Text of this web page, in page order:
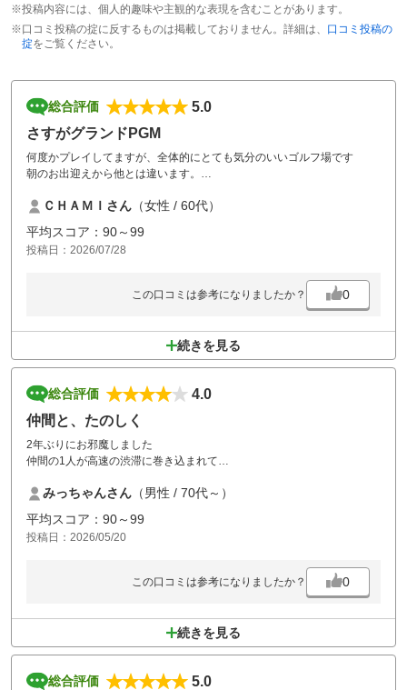
※投稿内容には、個人的趣味や主観的な表現を含むことがあります。
※口コミ投稿の掟に反するものは掲載しておりません。詳細は、 口コミ投稿の
掟をご覧ください。
総合評価
5.0
さすがグランドPGM
何度かプレイしてますが、全体的にとても気分のいいゴルフ場です
朝のお出迎えから他とは違います。
中まで運んでくれます
高級なゴルフ場に来た気分になります。
クラブハウスは立派でスタッフ皆さん礼儀正しく特にレストランスタッ
フは素晴らしいです。
たぜひ行きたいゴルフ場です
ＣＨＡＭＩさん （女性 / 60代）
平均スコア：90～99
投稿日：2026/07/28
この口コミは参考になりましたか？ 0
続きを見る
総合評価
4.0
仲間と、たのしく
2年ぶりにお邪魔しました
仲間の1人が高速の渋滞に巻き込まれて
スタート時間を調整して頂き1時間遅れでスタート出来ました
コースは接待コースの為距離が短くなってましたか楽しい一日になりま
した
又機会があれば行きたい所です
みっちゃんさん （男性 / 70代～）
平均スコア：90～99
投稿日：2026/05/20
この口コミは参考になりましたか？ 0
続きを見る
総合評価
5.0